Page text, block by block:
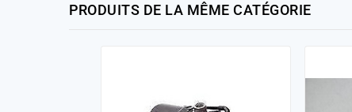
PRODUITS DE LA MÊME CATÉGORIE